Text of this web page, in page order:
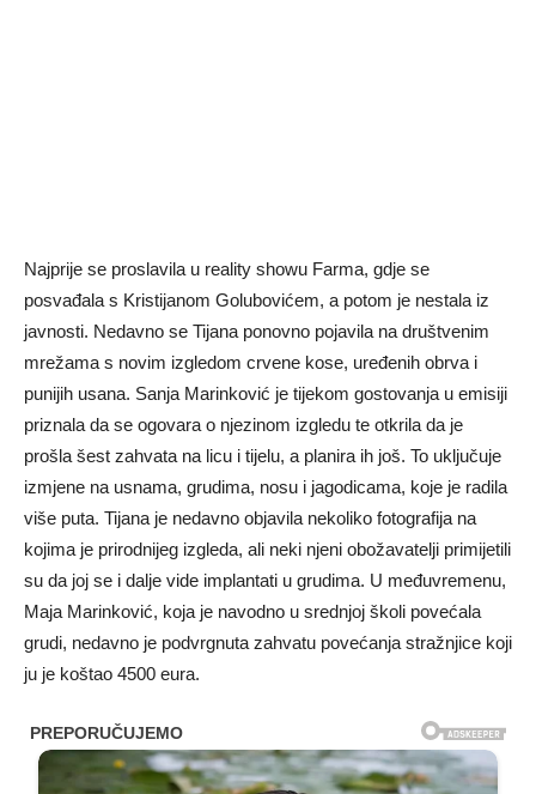
Najprije se proslavila u reality showu Farma, gdje se
posvađala s Kristijanom Golubovićem, a potom je nestala iz
javnosti. Nedavno se Tijana ponovno pojavila na društvenim
mrežama s novim izgledom crvene kose, uređenih obrva i
punijih usana. Sanja Marinković je tijekom gostovanja u emisiji
priznala da se ogovara o njezinom izgledu te otkrila da je
prošla šest zahvata na licu i tijelu, a planira ih još. To uključuje
izmjene na usnama, grudima, nosu i jagodicama, koje je radila
više puta. Tijana je nedavno objavila nekoliko fotografija na
kojima je prirodnijeg izgleda, ali neki njeni obožavatelji primijetili
su da joj se i dalje vide implantati u grudima. U međuvremenu,
Maja Marinković, koja je navodno u srednjoj školi povećala
grudi, nedavno je podvrgnuta zahvatu povećanja stražnjice koji
ju je koštao 4500 eura.